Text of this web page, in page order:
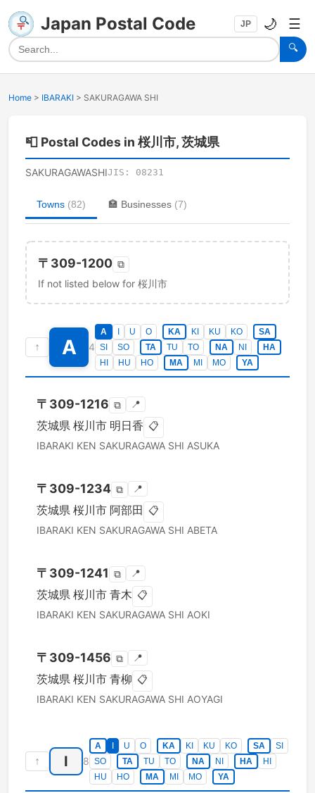
Japan Postal Code
🔍
JP 🌙 ☰
Home > IBARAKI > SAKURAGAWA SHI
📮 Postal Codes in 桜川市, 茨城県
SAKURAGAWASHIJIS: 08231
Towns (82) 🏣 Businesses (7)
〒 309-1200 ⧉
If not listed below for 桜川市
↑ A 4
A U O KA KI KU KO
SA
SI
SO TA TU TO NA NI
HA
HI
HU HO MA MI MO YA
〒 309-1216 ⧉ 📍
茨城県 桜川市 明日香 📋
IBARAKI KEN SAKURAGAWA SHI ASUKA
〒 309-1234 ⧉ 📍
茨城県 桜川市 阿部田 📋
IBARAKI KEN SAKURAGAWA SHI ABETA
〒 309-1241 ⧉ 📍
茨城県 桜川市 青木 📋
IBARAKI KEN SAKURAGAWA SHI AOKI
〒 309-1456 ⧉ 📍
茨城県 桜川市 青柳 📋
IBARAKI KEN SAKURAGAWA SHI AOYAGI
↑ I 8
A U O KA KI KU KO SA
SI
SO
TA TU TO NA NI HA
HI
HU
HO MA MI MO YA